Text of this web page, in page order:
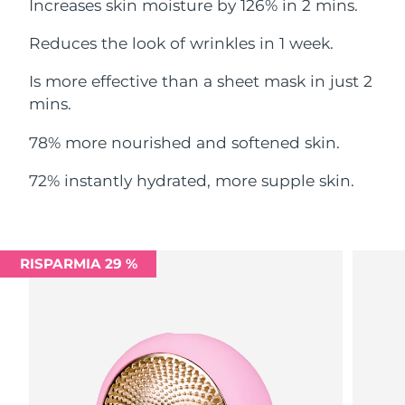
Increases skin moisture by 126% in 2 mins.
Reduces the look of wrinkles in 1 week.
Is more effective than a sheet mask in just 2
mins.
78% more nourished and softened skin.
72% instantly hydrated, more supple skin.
RISPARMIA 29 %
Consegna stimata
Portogallo
Portorico Consegna stimata8/13/26
Qatar Consegna stimata8/12/26
Romania
Arabia Saudita Consegna stimata
Singapore Consegna stimata